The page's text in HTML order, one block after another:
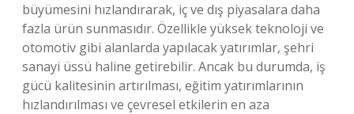
büyümesini hızlandırarak, iç ve dış piyasalara daha
fazla ürün sunmasıdır. Özellikle yüksek teknoloji ve
otomotiv gibi alanlarda yapılacak yatırımlar, şehri
sanayi üssü haline getirebilir. Ancak bu durumda, iş
gücü kalitesinin artırılması, eğitim yatırımlarının
hızlandırılması ve çevresel etkilerin en aza